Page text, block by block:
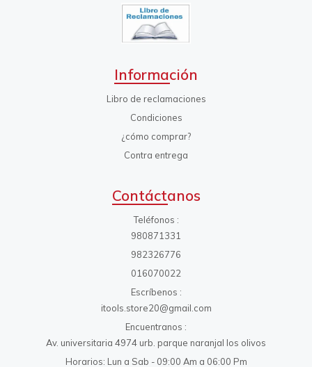
Información
Libro de reclamaciones
Condiciones
¿cómo comprar?
Contra entrega
Contáctanos
Teléfonos
980871331
982326776
016070022
Escríbenos
itools.store20@gmail.com
Encuentranos
Av. universitaria 4974 urb. parque naranjal los olivos
Horarios: Lun a Sab - 09:00 Am a 06:00 Pm